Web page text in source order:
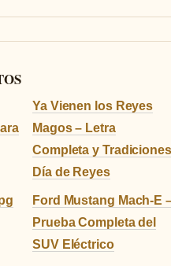
Ya Vienen los Reyes
Magos – Letra
Completa y Tradiciones
Día de Reyes
Ford Mustang Mach-E
Prueba Completa del
SUV Eléctrico